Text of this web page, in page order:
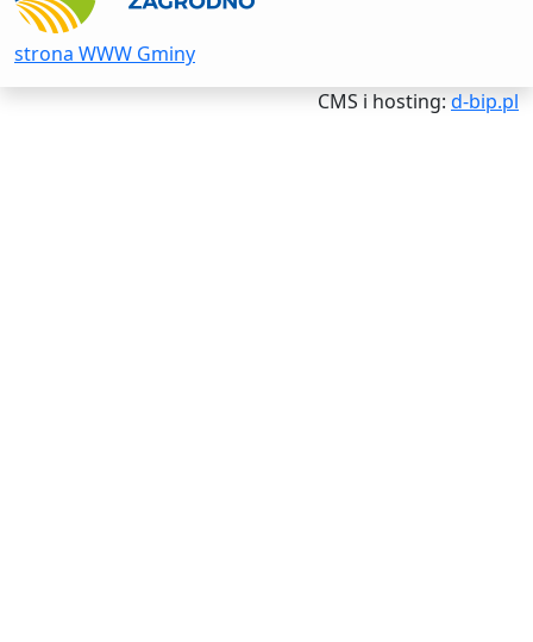
strona WWW Gminy
CMS i hosting: d-bip.pl